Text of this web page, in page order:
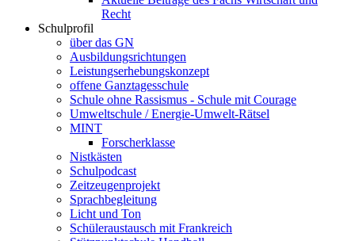
Recht
Schulprofil
über das GN
Ausbildungsrichtungen
Leistungserhebungskonzept
offene Ganztagesschule
Schule ohne Rassismus - Schule mit Courage
Umweltschule / Energie-Umwelt-Rätsel
MINT
Forscherklasse
Nistkästen
Schulpodcast
Zeitzeugenprojekt
Sprachbegleitung
Licht und Ton
Schüleraustausch mit Frankreich